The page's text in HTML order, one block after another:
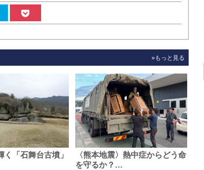
»もっと見る
く「石舞台古墳」
〈熊本地震〉熱中症からどう命
を守るか？…